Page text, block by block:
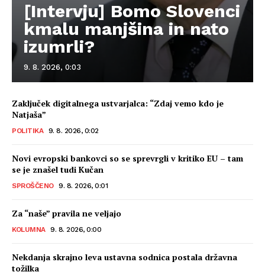
[Intervju] Bomo Slovenci
kmalu manjšina in nato
izumrli?
9. 8. 2026, 0:03
Zaključek digitalnega ustvarjalca: “Zdaj vemo kdo je
Natjaša”
POLITIKA 9. 8. 2026, 0:02
Novi evropski bankovci so se sprevrgli v kritiko EU – tam
se je znašel tudi Kučan
SPROŠČENO 9. 8. 2026, 0:01
Za “naše” pravila ne veljajo
KOLUMNA 9. 8. 2026, 0:00
Nekdanja skrajno leva ustavna sodnica postala državna
tožilka